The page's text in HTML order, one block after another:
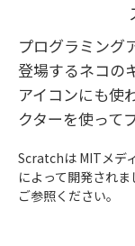
プログラミング
登場するネコの
アイコンにも使
クターを使って
Scratchは MITメデ
によって開発され
ご参照ください。